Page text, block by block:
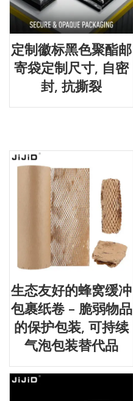
定制徽标黑色聚酯邮
寄袋定制尺寸, 自密
封, 抗撕裂
生态友好的蜂窝缓冲
包裹纸卷 – 脆弱物品
的保护包装, 可持续
气泡包装替代品